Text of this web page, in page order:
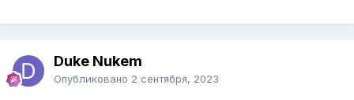
Duke Nukem
Опубликовано 2 сентября, 2023